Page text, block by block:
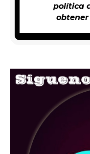
política